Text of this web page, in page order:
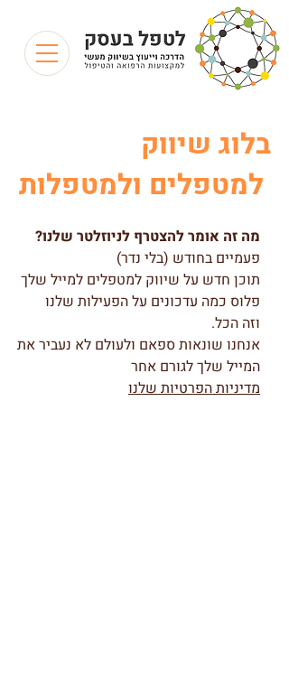
בלוג שיווק
למטפלים ולמטפלות
מה זה אומר להצטרף לניוזלטר שלנו?
פעמיים בחודש (בלי נדר)
תוכן חדש על שיווק למטפלים למייל שלך
פלוס כמה עדכונים על הפעילות שלנו
וזה הכל.
אנחנו שונאות ספאם ולעולם לא נעביר את
המייל שלך לגורם אחר
מדיניות הפרטיות שלנו